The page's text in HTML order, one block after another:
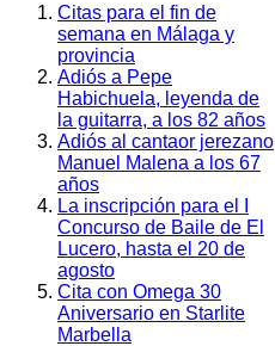
Citas para el fin de
semana en Málaga y
provincia
Adiós a Pepe
Habichuela, leyenda de
la guitarra, a los 82 años
Adiós al cantaor jerezano
Manuel Malena a los 67
años
La inscripción para el I
Concurso de Baile de El
Lucero, hasta el 20 de
agosto
Cita con Omega 30
Aniversario en Starlite
Marbella